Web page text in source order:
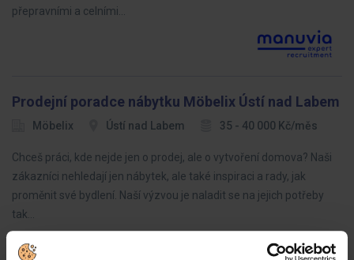
přepravními a celními…
Prodejní poradce nábytku Möbelix Ústí nad Labem
Möbelix Ústí nad Labem 35 - 40 000 Kč/měs
Chceš práci, kde nejde jen o prodej, ale o vytvoření domova? Naši
zákazníci nehledají jen nábytek, ale také inspiraci a rady, jak
proměnit své bydlení. Naší výzvou je naladit se na jejich potřeby
tak…